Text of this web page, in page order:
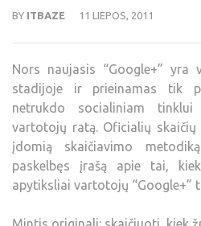
BY ITBAZE 11 LIEPOS, 2011
Nors naujasis “Google+” yra
stadijoje ir prieinamas tik
netrukdo socialiniam
vartotojų ratą. Oficialių skaičių
įdomią skaičiavimo
paskelbęs įrašą apie tai,
apytiksliai vartotojų “Google+”